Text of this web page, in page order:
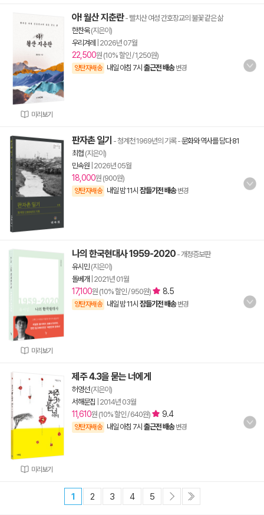
미리보기
아! 월산 지춘란- 빨치산 여성 간호장교의 불꽃 같은 삶
한찬욱(지은이)
우리겨레
2026년 07월
22,500원 (10% 할인 / 1,250원)
양탄자배송 내일 아침 7시 출근전 배송 변경
판자촌 일기 - 청계천 1969년의 기록-문화와 역사를 담다 81
최협 (지은이)
민속원 2026년 05월
18,000원 (900원)
양탄자배송 내일 밤 11시 잠들기전 배송 변경
미리보기
나의 한국현대사 1959-2020 - 개정증보판
유시민(지은이)
돌베개 2021년 01월
17,100원 (10% 할인 / 950원) 8.5
양탄자배송 내일 밤 11시 잠들기전 배송 변경
미리보기
제주 4.3을 묻는 너에게
허영선(지은이)
서해문집 2014년 03월
11,610원 (10% 할인 / 640원) 9.4
양탄자배송 내일 아침 7시 출근전 배송 변경
1 2 3 4 5